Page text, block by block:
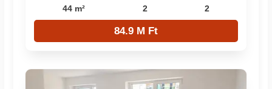
44 m² 2 2
84.9 M Ft